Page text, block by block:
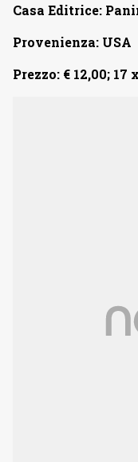
Casa Editrice:
Provenienza: USA
Prezzo: € 12,00; 17